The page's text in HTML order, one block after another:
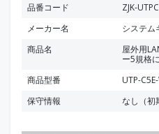
品番コード
ZJK-
メーカー名
システム
商品名
屋外用
ー5規格
商品型番
UTP-
保守情報
なし（初